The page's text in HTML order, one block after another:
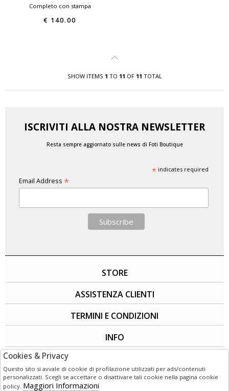
Completo con stampa
€ 140.00
SHOW ITEMS 1 TO 11 OF 11 TOTAL
ISCRIVITI ALLA NOSTRA NEWSLETTER
Resta sempre aggiornato sulle news di Foti Boutique
*indicates required
Email Address *
STORE
ASSISTENZA CLIENTI
TERMINI E CONDIZIONI
INFO
Cookies & Privacy
Questo sito si avvale di cookie di profilazione utilizzati per ads/contenuti
personalizzati. Scegli se accettare o disattivare tali cookie nella pagina cookie
policy. Maggiori Informazioni